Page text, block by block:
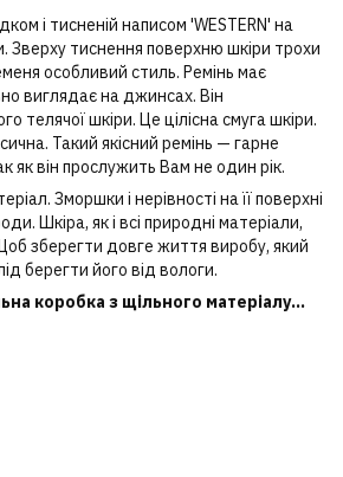
і тисненій написом 'WESTERN' на
Зверху тиснення поверхню шкіри трохи
особливий стиль. Ремінь має
виглядає на джинсах. Він
телячої шкіри. Це цілісна смуга шкіри.
Такий якісний ремінь — гарне
як він прослужить Вам не один рік.
Зморшки і нерівності на її поверхні
Шкіра, як і всі природні матеріали,
зберегти довге життя виробу, який
берегти його від вологи.
коробка з щільного матеріалу...